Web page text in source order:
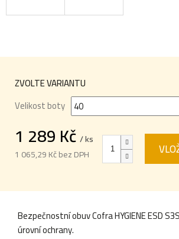
ZVOLTE VARIANTU
Velikost boty
1 289 Kč / ks
1 065,29 Kč bez DPH
Bezpečnostní obuv Cofra HYGIENE ESD
úrovní ochrany.